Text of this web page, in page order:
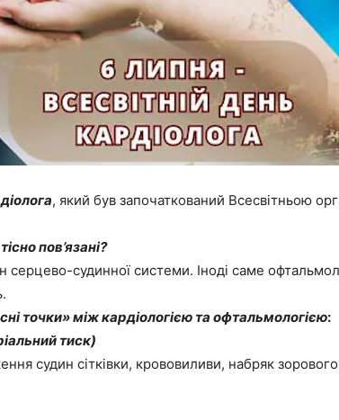
, який був започаткований Всесвітньою
пов’язані?
серцево-судинної системи. Іноді саме
точки» між кардіологією та офтальмологією:
тиск)
судин сітківки, крововиливи, набряк